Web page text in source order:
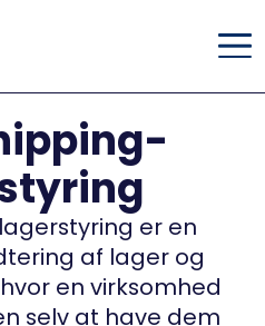
er en
af lager og
en virksomhed
selv at have dem